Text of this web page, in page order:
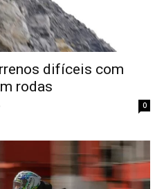
difíceis com
rodas
0